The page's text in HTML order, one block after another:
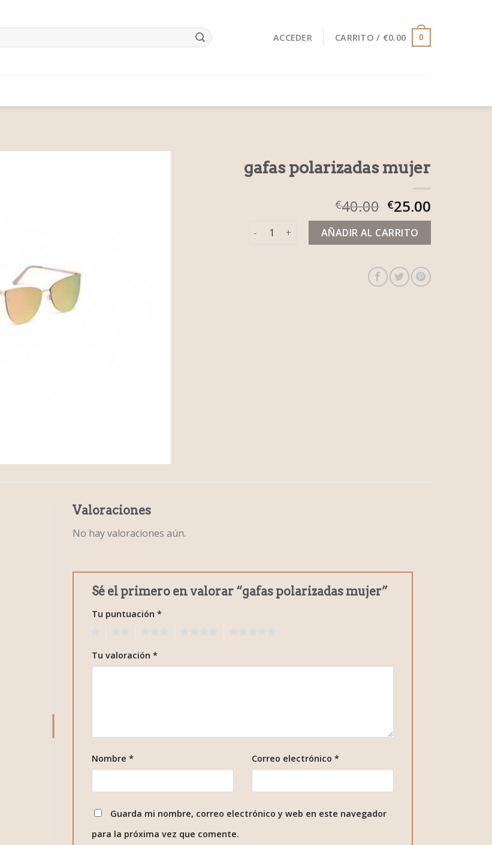
ACCEDER CARRITO / €0.00 0
gafas polarizadas mujer
€40.00 €25.00
gafas polarizadas mujer cantidad
AÑADIR AL CARRITO
Valoraciones
No hay valoraciones aún.
Sé el primero en valorar “gafas polarizadas mujer”
Tu puntuación *
Tu valoración *
Nombre * Correo electrónico *
Guarda mi nombre, correo electrónico y web en este navegador
para la próxima vez que comente.